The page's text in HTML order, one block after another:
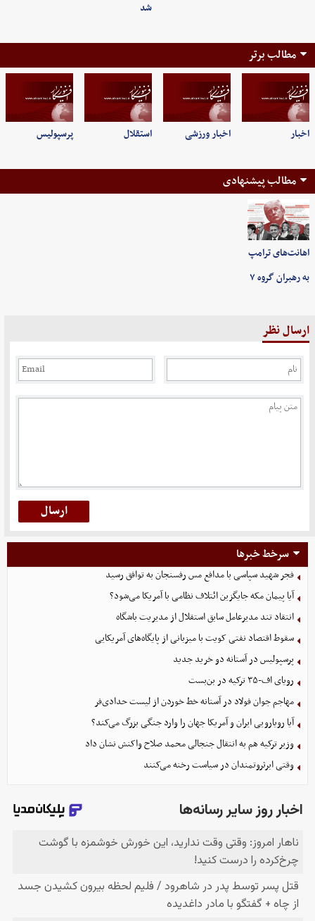
شد
مطالب برتر
اخبار اخبار ورزشی استقلال پرسپولیس
مطالب پیشنهادی
اهانت‌های ترامپ
به رهبران گروه ۷
ارسال نظر
سرخط خبرها
فجر شهید سپاسی با مدافع مس رفسنجان به توافق رسید
آیا پیمان مکه جایگزین ائتلاف نظامی با آمریکا می‌شود؟
انتقاد تند مدیرعامل سابق استقلال از مدیریت باشگاه
سقوط اقتصاد نفتی کویت با میزبانی از پایگاه‌های آمریکایی
پرسپولیس در آستانه دو خرید جدید
رویای اف-۳۵ ترکیه در بن‌بست
مهاجم جوان فولاد در آستانه خط خوردن از لیست حدادی‌فر
آیا رویارویی ایران و آمریکا جهان را وارد جنگی بزرگ می‌کند؟
وزیر ترکیه هم به انتقال جنجالی محمد صلاح واکنش نشان داد
وقتی ابرثروتمندان در سیاست رخنه می‌کنند